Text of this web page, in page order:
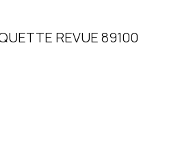
REVUE 89100